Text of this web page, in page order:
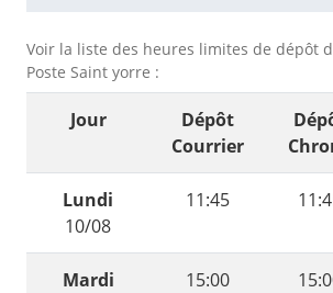
Voir la liste des heures limites de dépôt
Poste Saint yorre :
Jour
Dépôt
Courrier
Lundi
10/08
11:45
Mardi
15:00